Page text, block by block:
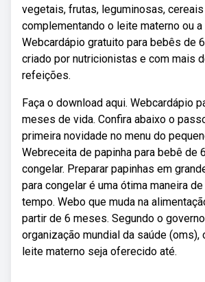
vegetais, frutas, leguminosas,
complementando o leite materno ou a
Webcardápio gratuito para bebês de
criado por nutricionistas e com mais
refeições.
Faça o download aqui. Webcardápio
meses de vida. Confira abaixo o
primeira novidade no menu do
Webreceita de papinha para bebê de
congelar. Preparar papinhas em
para congelar é uma ótima maneira
tempo. Webo que muda na
partir de 6 meses. Segundo o
organização mundial da saúde (oms),
leite materno seja oferecido até.